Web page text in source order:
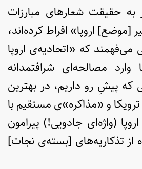
به حقیقت شعارهای مبارزات
[موضع] اروپا» افراط کرده‌اند،
می‌فهمند که «اتحادیه‌ی اروپا
مصالحه‌ای شرافتمدانه
که پیشِ رو داریم، در بهترین
و «مذاکره»ی مستقیم با
(واژه‌ای جادویی!) پیرامون
تذکاریه‌های [بسته‌ی نجات]